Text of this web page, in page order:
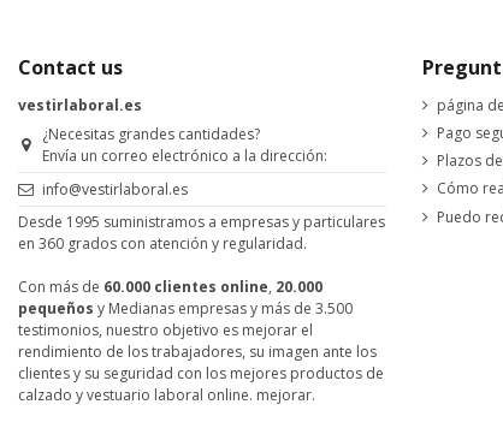
Contact us
vestirlaboral.es
¿Necesitas grandes cantidades?
Envía un correo electrónico a la dirección:
info@vestirlaboral.es
Desde 1995 suministramos a empresas y particulares
en 360 grados con atención y regularidad.
Con más de 60.000 clientes online, 20.000
pequeños y Medianas empresas y más de 3.500
testimonios, nuestro objetivo es mejorar el
rendimiento de los trabajadores, su imagen ante los
clientes y su seguridad con los mejores productos de
calzado y vestuario laboral online. mejorar.
página
Pago
Plazos
Cómo
Puedo